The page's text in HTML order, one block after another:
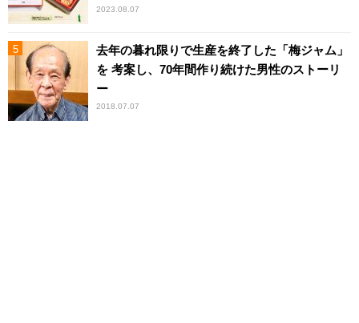
2023.08.07
去年の暮れ限りで生産を終了した「梅ジャム」
を 考案し、70年間作り続けた男性のストーリ
ー
2018.07.07